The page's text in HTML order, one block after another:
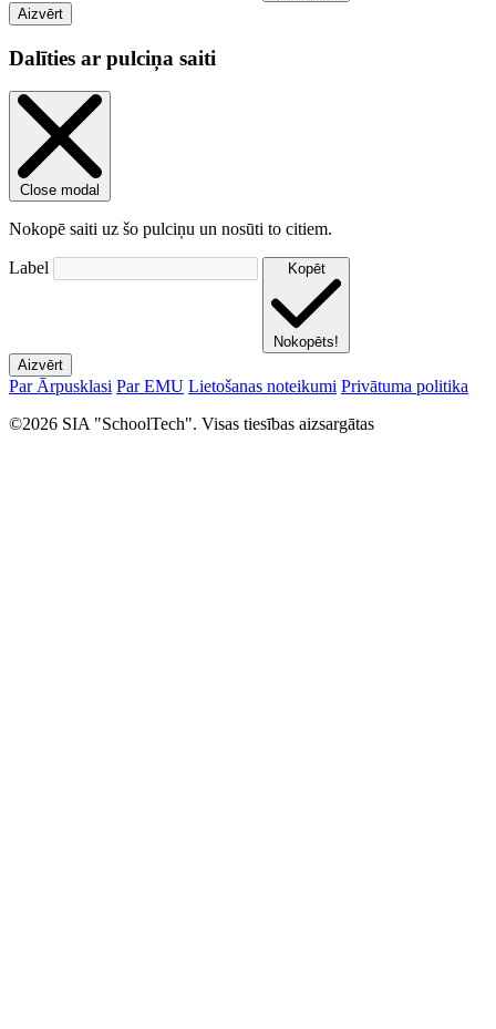
Aizvērt
Dalīties ar pulciņa saiti
Close modal
Nokopē saiti uz šo pulciņu un nosūti to citiem.
Label Kopēt
Nokopēts!
Aizvērt
Par Ārpusklasi Par EMU Lietošanas noteikumi Privātuma politika
©2026 SIA "SchoolTech". Visas tiesības aizsargātas